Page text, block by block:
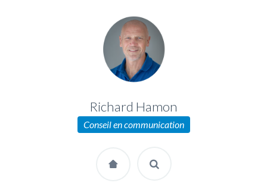
Richard Hamon
Conseil en communication